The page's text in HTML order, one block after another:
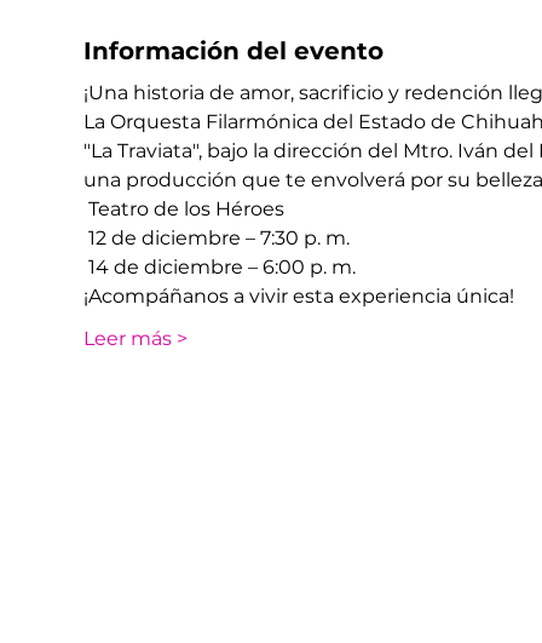
Información del evento
¡Una historia de amor, sacrificio y redención
La Orquesta Filarmónica del Estado de
"La Traviata", bajo la dirección del Mtro. Iván
una producción que te envolverá por su
​ Teatro de los Héroes
12 de diciembre – 7:30 p. m.
14 de diciembre – 6:00 p. m.
¡Acompáñanos a vivir esta experiencia única!
Leer más >